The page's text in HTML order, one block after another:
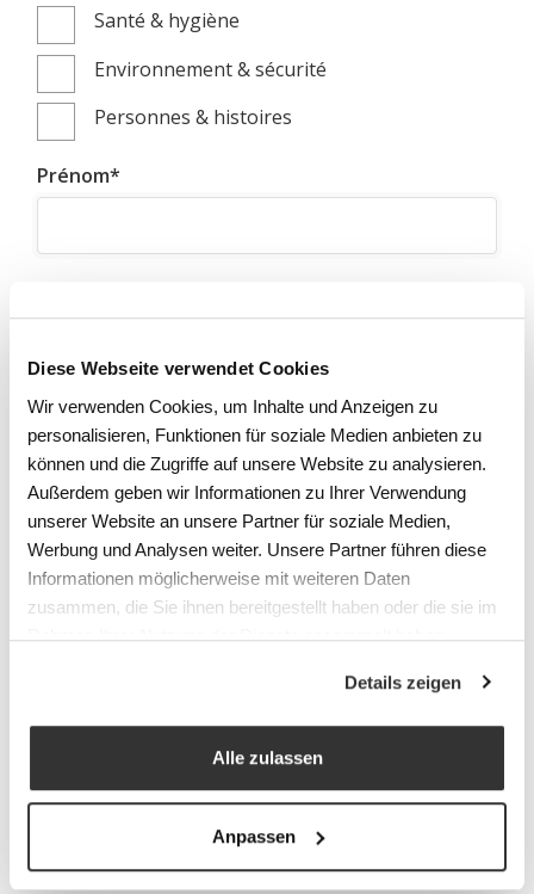
Diese Webseite verwendet Cookies
Wir verwenden Cookies, um Inhalte und Anzeigen zu
personalisieren, Funktionen für soziale Medien anbieten zu
können und die Zugriffe auf unsere Website zu analysieren.
Außerdem geben wir Informationen zu Ihrer Verwendung
unserer Website an unsere Partner für soziale Medien,
Werbung und Analysen weiter. Unsere Partner führen diese
Informationen möglicherweise mit weiteren Daten
zusammen, die Sie ihnen bereitgestellt haben oder die sie im
Rahmen Ihrer Nutzung der Dienste gesammelt haben.
Details zeigen
Alle zulassen
Anpassen
Santé & hygiène
Environnement & sécurité
Personnes & histoires
Prénom*
E-Mail*
Envoyer